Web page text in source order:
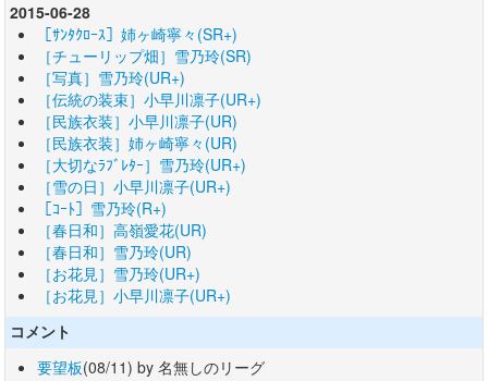
2015-06-28
［ｻﾝﾀｸﾛｰｽ］姉ヶ崎寧々(SR+)
［チューリップ畑］雪乃玲(SR)
［写真］雪乃玲(UR+)
［伝統の装束］小早川凛子(UR+)
［民族衣装］小早川凛子(UR)
［民族衣装］姉ヶ崎寧々(UR)
［大切なﾗﾌﾞﾚﾀｰ］雪乃玲(UR+)
［雪の日］小早川凛子(UR+)
［ｺｰﾄ］雪乃玲(R+)
［春日和］高嶺愛花(UR)
［春日和］雪乃玲(UR)
［お花見］雪乃玲(UR+)
［お花見］小早川凛子(UR+)
コメント
要望板(08/11) by 名無しのリーグ